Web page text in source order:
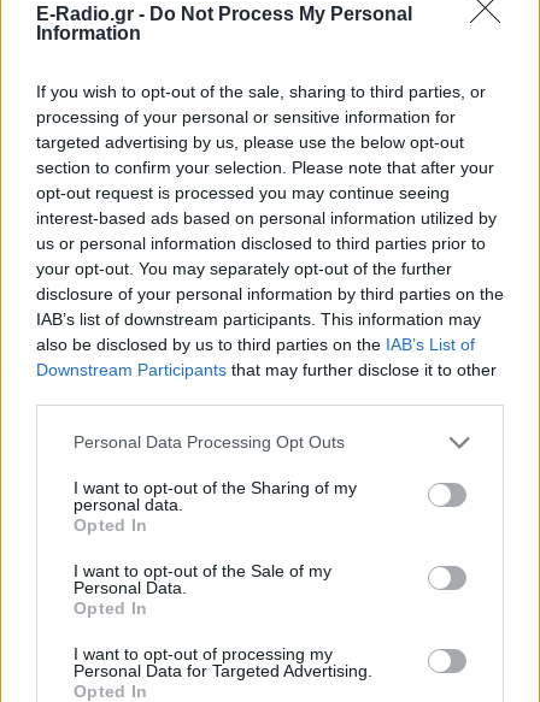
E-Radio.gr - Do Not Process My Personal
Information
If you wish to opt-out of the sale, sharing to third parties, or
processing of your personal or sensitive information for
targeted advertising by us, please use the below opt-out
section to confirm your selection. Please note that after your
opt-out request is processed you may continue seeing
interest-based ads based on personal information utilized by
us or personal information disclosed to third parties prior to
your opt-out. You may separately opt-out of the further
disclosure of your personal information by third parties on the
IAB’s list of downstream participants. This information may
also be disclosed by us to third parties on the IAB’s List of
Downstream Participants that may further disclose it to other
Personal Data Processing Opt Outs
I want to opt-out of the Sharing of my
personal data.
Opted In
I want to opt-out of the Sale of my
Personal Data.
Opted In
I want to opt-out of processing my
Personal Data for Targeted Advertising.
Opted In
Ακολουθήστε το E-Radio.gr στο
Για ακόμη περισσότερανέα, μπείτε στην ροή
ειδήσεωντου E-Daily.gr
Ακολουθήστε το E-Radio.gr και στο Instagram
ΔΙΑΦΗΜΙΣΗ